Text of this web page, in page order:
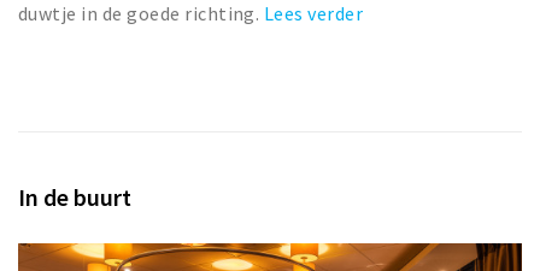
duwtje in de goede richting. Lees verder
In de buurt